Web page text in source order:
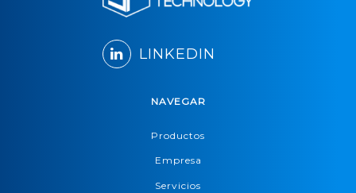
LINKEDIN
NAVEGAR
Productos
Empresa
Servicios